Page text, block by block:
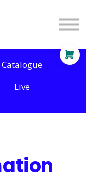
Catalogue
Live